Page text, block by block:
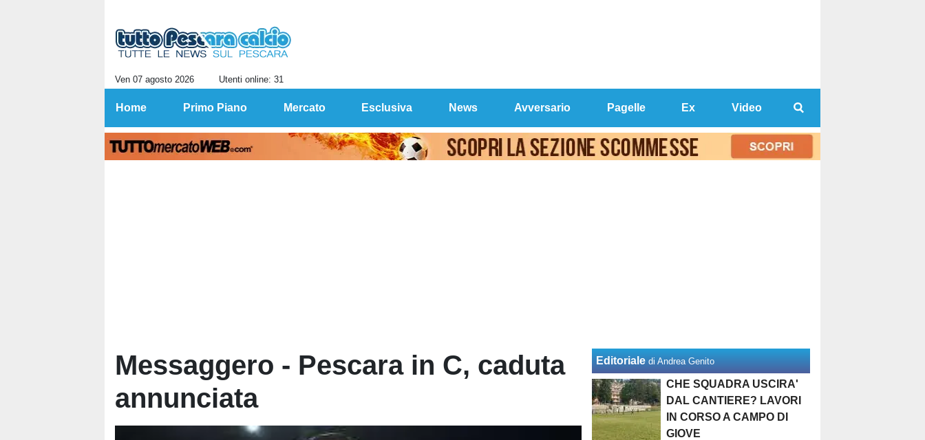
Ven 07 agosto 2026 Utenti online: 31
Home Primo Piano Mercato Esclusiva News Avversario Pagelle Ex Video
Messaggero - Pescara in C, caduta
annunciata
Editoriale di Andrea Genito
CHE SQUADRA USCIRA'
DAL CANTIERE? LAVORI
IN CORSO A CAMPO DI
GIOVE